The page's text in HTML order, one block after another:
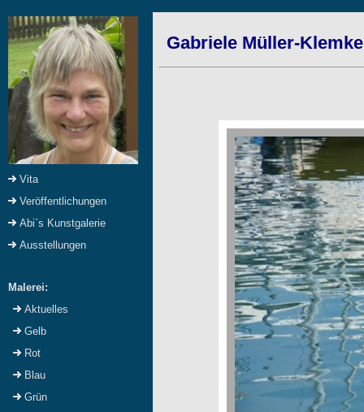
Vita
Veröffentlichungen
Abi`s Kunstgalerie
Ausstellungen
Malerei:
Aktuelles
Gelb
Rot
Blau
Grün
Gabriele Müller-